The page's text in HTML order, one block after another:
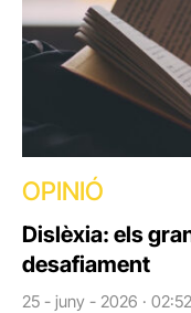
OPINIÓ
Dislèxia: els
desafiament
25 - juny - 2026 · 02:52